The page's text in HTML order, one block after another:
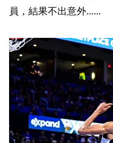
員，結果不出意外......